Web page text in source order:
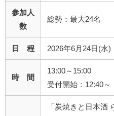
参加人
数
総勢：最大24名
日 程 2026年6月24日(水)
時 間
13:00～15:00
受付開始：12:40～
「炭焼きと日本酒